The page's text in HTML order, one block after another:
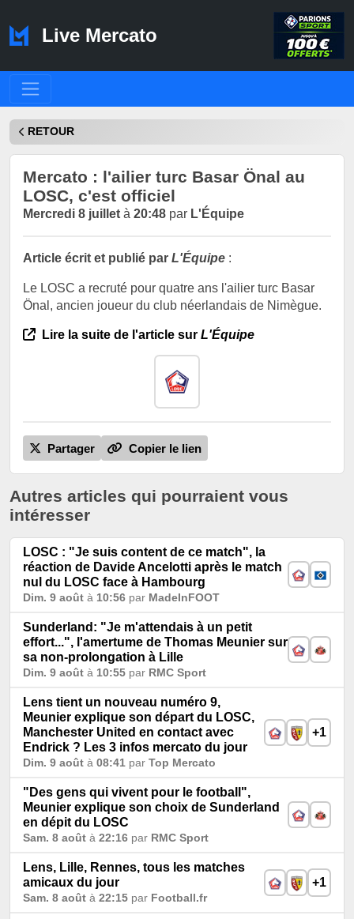
Live Mercato
RETOUR
Mercato : l'ailier turc Basar Önal au
LOSC, c'est officiel
Mercredi 8 juillet à 20:48 par L'Équipe
Article écrit et publié par L'Équipe :
Le LOSC a recruté pour quatre ans l'ailier turc Basar
Önal, ancien joueur du club néerlandais de Nimègue.
Lire la suite de l'article sur L'Équipe
Partager Copier le lien
Autres articles qui pourraient vous
intéresser
LOSC : "Je suis content de ce match", la
réaction de Davide Ancelotti après le match
nul du LOSC face à Hambourg
Dim. 9 août à 10:56 par MadeInFOOT
Sunderland: "Je m'attendais à un petit
effort...", l'amertume de Thomas Meunier sur
sa non-prolongation à Lille
Dim. 9 août à 10:55 par RMC Sport
Lens tient un nouveau numéro 9,
Meunier explique son départ du LOSC,
Manchester United en contact avec
Endrick ? Les 3 infos mercato du jour
Dim. 9 août à 08:41 par Top Mercato
+1
"Des gens qui vivent pour le football",
Meunier explique son choix de Sunderland
en dépit du LOSC
Sam. 8 août à 22:16 par RMC Sport
Lens, Lille, Rennes, tous les matches
amicaux du jour
Sam. 8 août à 22:15 par Football.fr
+1